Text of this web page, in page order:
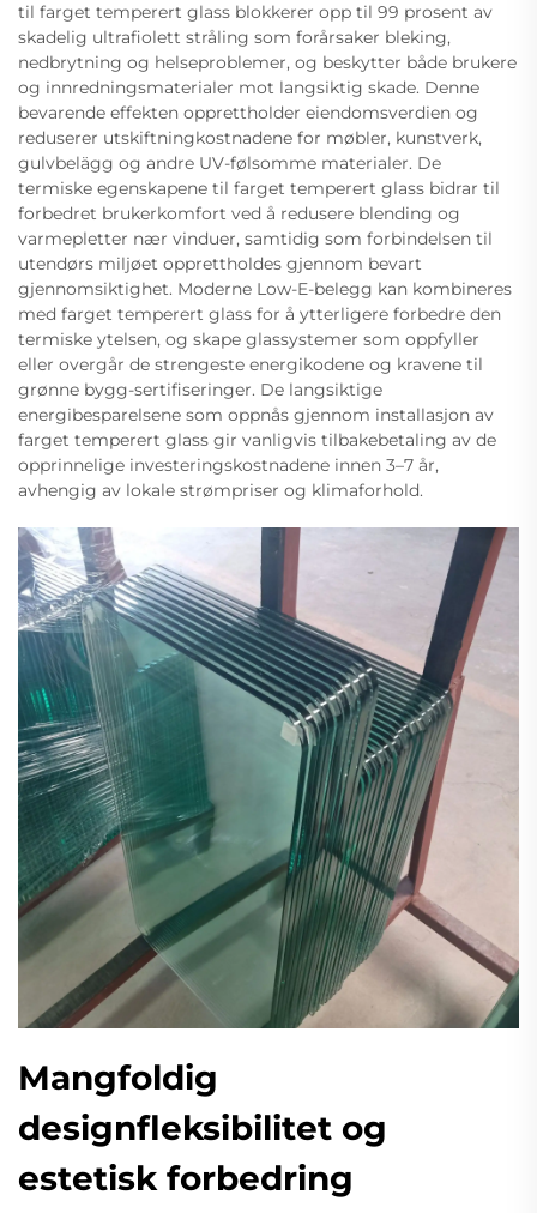
til farget temperert glass blokkerer opp til 99 prosent av
skadelig ultrafiolett stråling som forårsaker bleking,
nedbrytning og helseproblemer, og beskytter både brukere
og innredningsmaterialer mot langsiktig skade. Denne
bevarende effekten opprettholder eiendomsverdien og
reduserer utskiftningkostnadene for møbler, kunstverk,
gulvbelägg og andre UV-følsomme materialer. De
termiske egenskapene til farget temperert glass bidrar til
forbedret brukerkomfort ved å redusere blending og
varmepletter nær vinduer, samtidig som forbindelsen til
utendørs miljøet opprettholdes gjennom bevart
gjennomsiktighet. Moderne Low-E-belegg kan kombineres
med farget temperert glass for å ytterligere forbedre den
termiske ytelsen, og skape glassystemer som oppfyller
eller overgår de strengeste energikodene og kravene til
grønne bygg-sertifiseringer. De langsiktige
energibesparelsene som oppnås gjennom installasjon av
farget temperert glass gir vanligvis tilbakebetaling av de
opprinnelige investeringskostnadene innen 3–7 år,
avhengig av lokale strømpriser og klimaforhold.
Mangfoldig
designfleksibilitet og
estetisk forbedring